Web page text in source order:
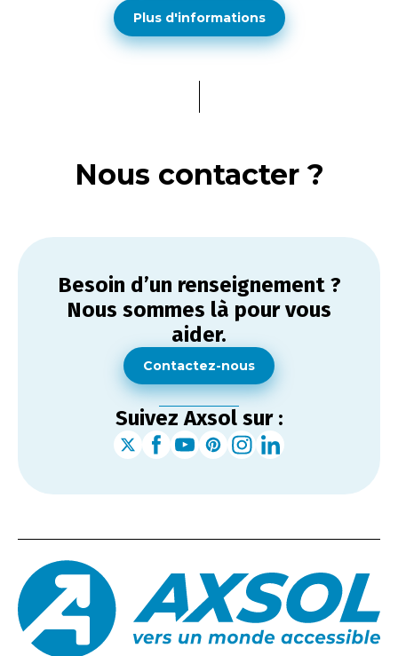
Plus d'informations
Nous contacter ?
Besoin d’un renseignement ?
Nous sommes là pour vous
aider.
Contactez-nous
Suivez Axsol sur :